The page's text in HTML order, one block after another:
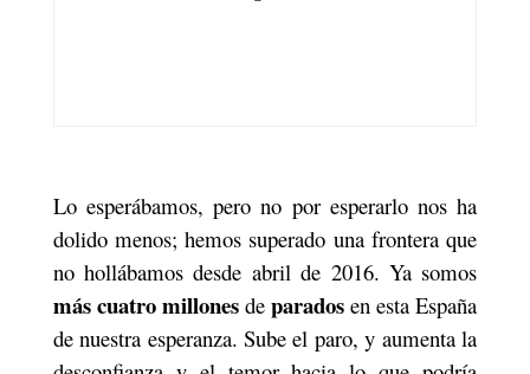
Lo esperábamos, pero no por esperarlo nos ha
dolido menos; hemos superado una frontera que
no hollábamos desde abril de 2016. Ya somos
más cuatro millonesdeparados en esta España
de nuestra esperanza. Sube el paro, y aumenta la